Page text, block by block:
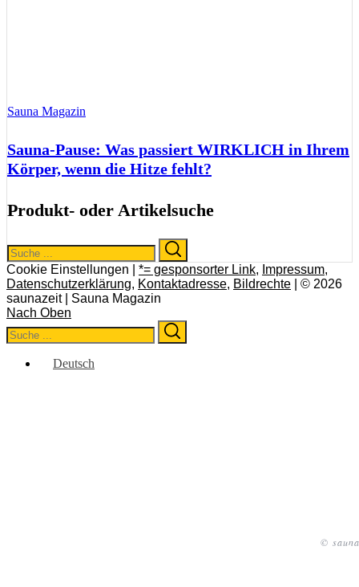
©
Sauna Magazin
Sauna-Pause: Was passiert WIRKLICH in Ihrem
Körper, wenn die Hitze fehlt?
Produkt- oder Artikelsuche
Search
for:
Cookie Einstellungen | *= gesponsorter Link, Impressum,
Datenschutzerklärung, Kontaktadresse, Bildrechte | © 2026
saunazeit | Sauna Magazin
Nach Oben
Search
for:
Deutsch